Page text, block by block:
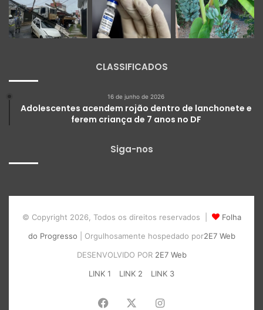
CLASSIFICADOS
16 de junho de 2026
Adolescentes acendem rojão dentro de lanchonete e
ferem criança de 7 anos no DF
Siga-nos
© Copyright 2026, Todos os direitos reservados |
Folha
do Progresso | Orgulhosamente hospedado por2E7 Web
DESENVOLVIDO POR 2E7 Web
LINK 1
LINK 2 LINK 3
Facebook Instagram